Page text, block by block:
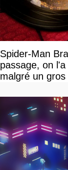
Spider-Man
passage, on
malgré un